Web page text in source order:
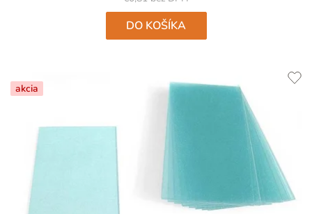
hviezdičiek.
DO KOŠÍKA
akcia